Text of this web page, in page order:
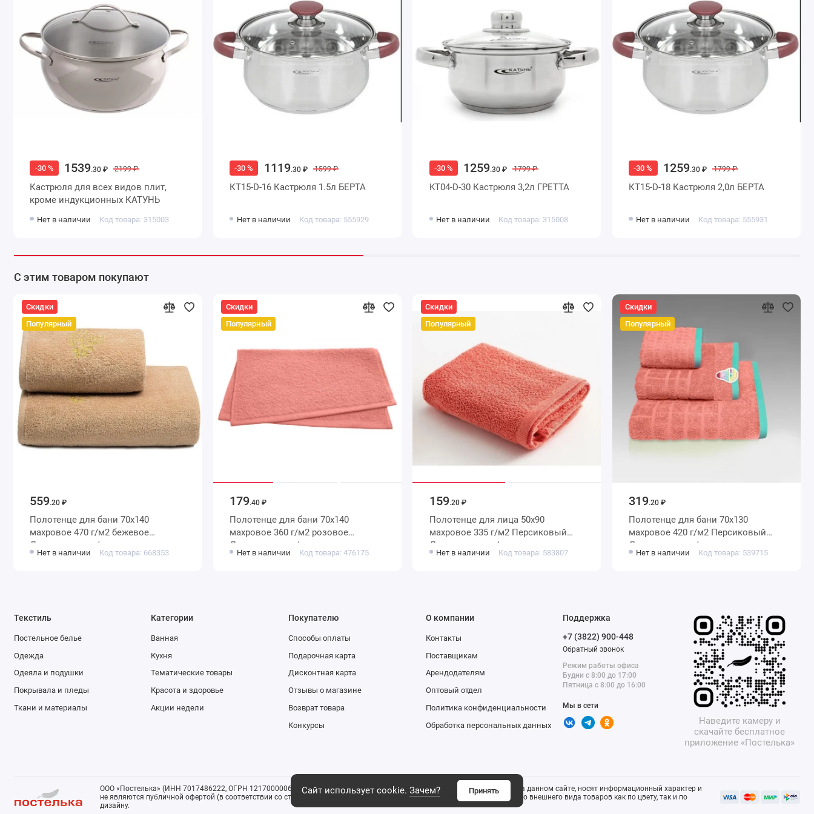
-30 % 1539.30 ₽ 2199 ₽
Кастрюля для всех видов плит,
кроме индукционных КАТУНЬ
Нет в наличии Код товара: 315003
-30 % 1119.30 ₽ 1599 ₽
КТ15-D-16 Кастрюля 1.5л БЕРТА
Нет в наличии Код товара: 555929
-30 % 1259.30 ₽ 1799 ₽
KT04-D-30 Кастрюля 3,2л ГРЕТТА
Нет в наличии Код товара: 315008
-30 % 1259.30 ₽ 1799 ₽
КТ15-D-18 Кастрюля 2,0л БЕРТА
Нет в наличии Код товара: 555931
С этим товаром покупают
Скидки
Популярный
559.20 ₽
Полотенце для бани 70х140
махровое 470 г/м2 бежевое
Донецкая мануфактура
Нет в наличии Код товара: 668353
Скидки
Популярный
179.40 ₽
Полотенце для бани 70х140
махровое 360 г/м2 розовое
Донецкая мануфактура
Нет в наличии Код товара: 476175
Скидки
Популярный
159.20 ₽
Полотенце для лица 50х90
махровое 335 г/м2 Персиковый
Донецкая мануфактура
Нет в наличии Код товара: 583807
Скидки
Популярный
319.20 ₽
Полотенце для бани 70х130
махровое 420 г/м2 Персиковый
Донецкая мануфактура
Нет в наличии Код товара: 539715
Сайт использует cookie.Зачем? Принять
Текстиль
Постельное белье
Одежда
Одеяла и подушки
Покрывала и пледы
Ткани и материалы
Категории
Ванная
Кухня
Тематические товары
Красота и здоровье
Акции недели
Покупателю
Способы оплаты
Подарочная карта
Дисконтная карта
Отзывы о магазине
Возврат товара
Конкурсы
О компании
Контакты
Поставщикам
Арендодателям
Оптовый отдел
Политика конфиденциальности
Обработка персональных данных
Поддержка
+7 (3822) 900-448
Обратный звонок
Режим работы офиса
Будни с 8:00 до 17:00
Пятница с 8:00 до 16:00
Мы в сети
Наведите камеру и
скачайте бесплатное
приложение «Постелька»
ООО «Постелька» (ИНН 7017486222, ОГРН 1217000006816). Все указанные цены и информация о товаре размещенная на данном сайте, носят информационный характер и
не являются публичной офертой (в соответствии со ст. 437 ГК РФ). Изображения товаров могут отличаться от реального внешнего вида товаров как по цвету, так и по
дизайну.